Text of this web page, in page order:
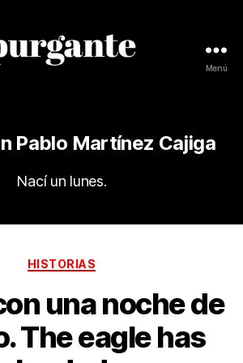
Menú
Pablo Martínez Cajiga
Nací un lunes.
Categorías
HISTORIAS
una noche de
The eagle has